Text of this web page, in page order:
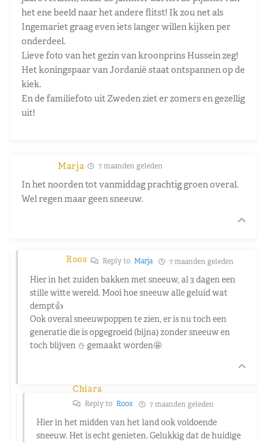
het ene beeld naar het andere flitst! Ik zou net als
Ingemariet graag even iets langer willen kijken per
onderdeel.
Lieve foto van het gezin van kroonprins Hussein zeg!
Het koningspaar van Jordanië staat ontspannen op de
kiek.
En de familiefoto uit Zweden ziet er zomers en gezellig
uit!
Marja 7 maanden geleden
In het noorden tot vanmiddag prachtig groen overal.
Wel regen maar geen sneeuw.
Roos Reply to Marja 7 maanden geleden
Hier in het zuiden bakken met sneeuw, al 3 dagen een
stille witte wereld. Mooi hoe sneeuw alle geluid wat
dempt👍
Ook overal sneeuwpoppen te zien, er is nu toch een
generatie die is opgegroeid (bijna) zonder sneeuw en
toch blijven ⛄️ gemaakt worden🤩
Chiara
Reply to Roos 7 maanden geleden
Hier in het midden van het land ook voldoende
sneeuw. Het is echt genieten. Gelukkig dat de huidige